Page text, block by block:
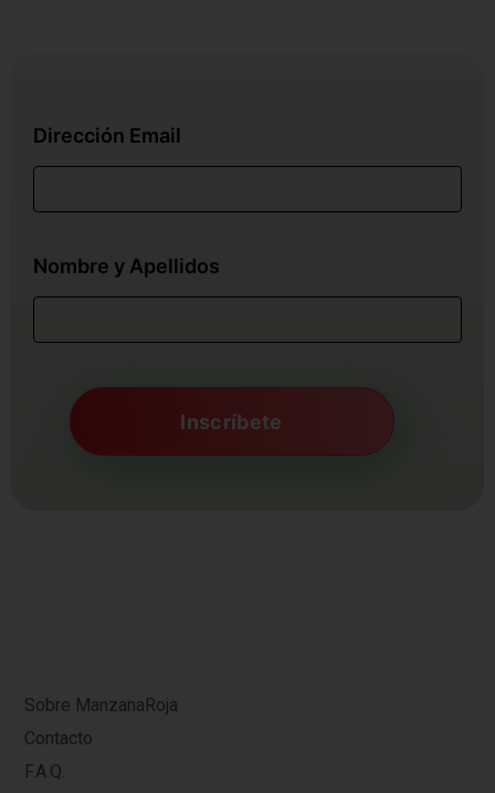
Dirección Email
Nombre y Apellidos
Sobre ManzanaRoja
Contacto
F.A.Q.